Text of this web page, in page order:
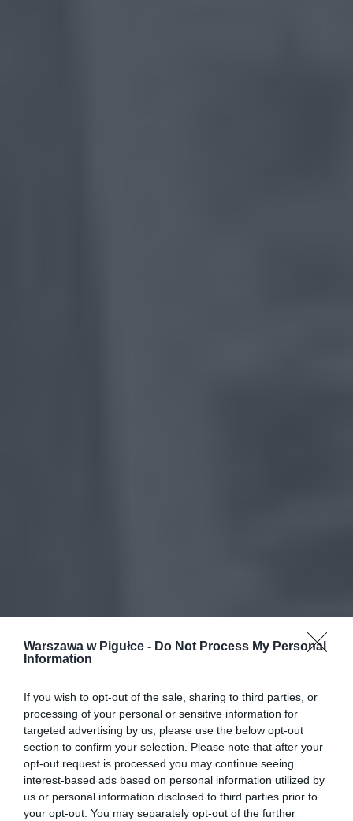
Warszawa w Pigułce - Do Not Process My Personal
Information
If you wish to opt-out of the sale, sharing to third parties, or
processing of your personal or sensitive information for
targeted advertising by us, please use the below opt-out
section to confirm your selection. Please note that after your
opt-out request is processed you may continue seeing
interest-based ads based on personal information utilized by
us or personal information disclosed to third parties prior to
your opt-out. You may separately opt-out of the further